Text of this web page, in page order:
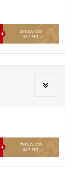
ZYSKAJ OD
447 PKT
ZYSKAJ OD
447 PKT